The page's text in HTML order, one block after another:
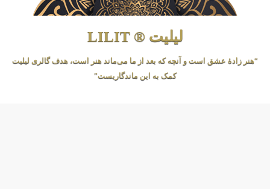
لیلیت ® LILIT
“هنر زادهٔ عشق است و آنچه که بعد از ما می‌ماند هنر است، هدف گالری لیلیت
کمک به این ماندگاریست”